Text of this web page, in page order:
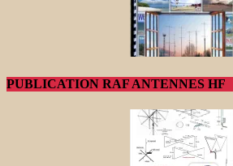
PUBLICATION RAF ANTENNES HF